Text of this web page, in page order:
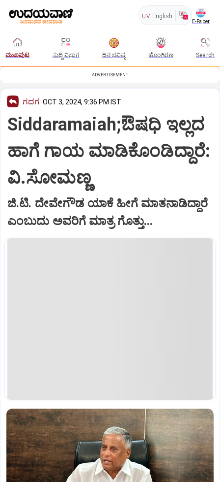
UV English
E-Paper
ಮುಖಪುಟ ಸುದ್ದಿ ವಿಭಾಗ ದಿನ ಭವಿಷ್ಯ ಹೊಂಗಿರಣ Search
ADVERTISEMENT
ಗದಗ OCT 3, 2024, 9:36 PM IST
Siddaramaiah;ಔಷಧಿ ಇಲ್ಲದ
ಹಾಗೆ ಗಾಯ ಮಾಡಿಕೊಂಡಿದ್ದಾರೆ:
ವಿ.ಸೋಮಣ್ಣ
ಜಿ.ಟಿ. ದೇವೇಗೌಡ ಯಾಕೆ ಹೀಗೆ ಮಾತನಾಡಿದ್ದಾರೆ
ಎಂಬುದು ಅವರಿಗೆ ಮಾತ್ರ ಗೊತ್ತು...